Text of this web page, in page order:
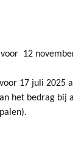
12
17 juli 2025
het bedrag bij